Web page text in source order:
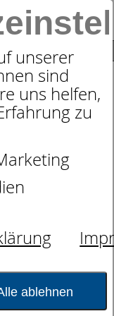
unserer
sind
uns helfen,
zu
ablehnen
0